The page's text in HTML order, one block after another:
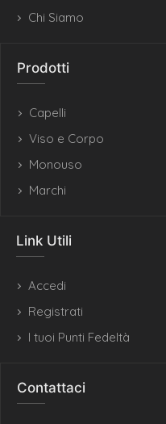
Chi Siamo
Prodotti
Capelli
Viso e Corpo
Monouso
Marchi
Link Utili
Accedi
Registrati
I tuoi Punti Fedeltà
Contattaci